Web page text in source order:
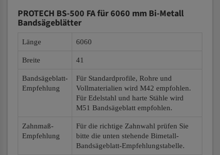
PROTECH BS-500 FA für 6060 mm Bi-Metall
Bandsägeblätter
Länge 6060
Breite 41
Bandsägeblatt-
Empfehlung
Für Standardprofile, Rohre und
Vollmaterialien wird M42 empfohlen.
Für Edelstahl und harte Stähle wird
M51 Bandsägeblatt empfohlen.
Zahnmaß-
Empfehlung
Für die richtige Zahnwahl prüfen Sie
bitte die unten stehende Bimetall-
Bandsägeblatt-Empfehlungstabelle.